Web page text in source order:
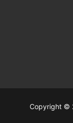
Copyright ©